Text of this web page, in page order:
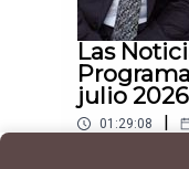
Las
julio 2026
01:29:08